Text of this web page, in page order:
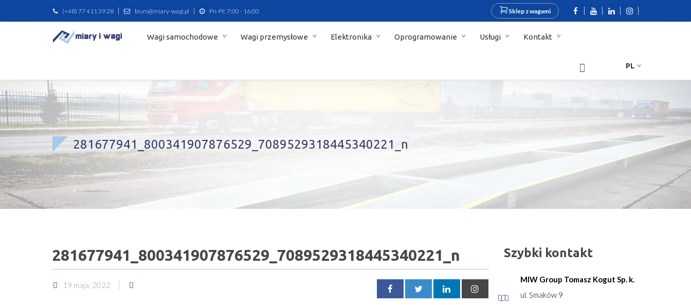
(+48) 77 411 39 28 biuro@miary-wagi.pl Pn-Pt: 7:00 - 16:00 Sklep z wagami
Wagi samochodowe Wagi przemysłowe Elektronika Oprogramowanie Usługi Kontakt
PL
281677941_800341907876529_7089529318445340221_n
281677941_800341907876529_7089529318445340221_n
19 maja, 2022
Szybki kontakt
MIW Group Tomasz Kogut Sp. k.
ul. Smaków 9